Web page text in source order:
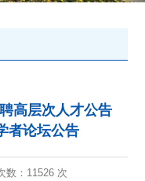
高层次人才公告
者论坛公告
数： 11526 次